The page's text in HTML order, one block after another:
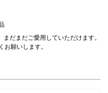
だまだご愛用していただけます。
お願いします。